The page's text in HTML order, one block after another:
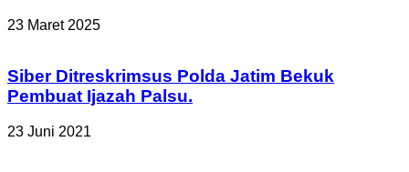
23 Maret 2025
Siber Ditreskrimsus Polda Jatim Bekuk
Pembuat Ijazah Palsu.
23 Juni 2021